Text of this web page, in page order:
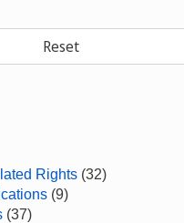
Reset
Rights (32)
(9)
(37)